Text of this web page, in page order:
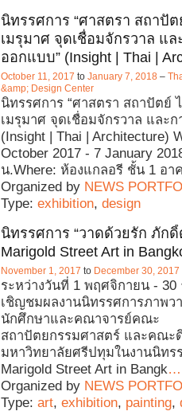
นิทรรศการ “ศาสตรา สถาปั
เมรุมาศ จุดเชื่อมจักรวาล แล
ออกแบบ” (Insight | Thai |
October 11, 2017 to January 7, 2018 –
&amp; Design Center
นิทรรศการ “ศาสตรา สถาปัตย์
เมรุมาศ จุดเชื่อมจักรวาล และ
(Insight | Thai | Architecture)
October 2017 - 7 January
น.Where: ห้องแกลอรี ชั้น 1 อา
Organized by NEWS
Type: exhibition, design
นิทรรศการ “วาดด้วยรัก ภักดิ์
Marigold Street Art in
November 1, 2017 to December 30, 2017
ระหว่างวันที่ 1 พฤศจิกายน - 30
เชิญชมผลงานนิทรรศการภาพว
นักศึกษาและคณาจารย์คณะ
สถาปัตยกรรมศาสตร์ และคณะ
มหาวิทยาลัยศรีปทุมในงานนิทร
Marigold Street Art in Bangk…
Organized by NEWS
Type: art, exhibition, painting,